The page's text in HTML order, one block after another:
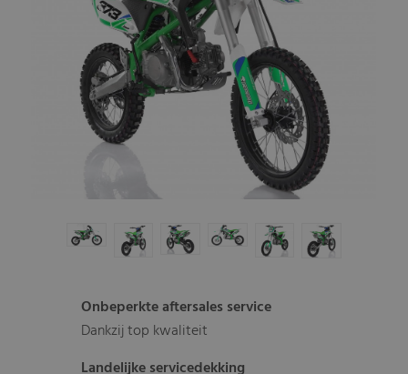
Onbeperkte aftersales service
Dankzij top kwaliteit
Landelijke servicedekking